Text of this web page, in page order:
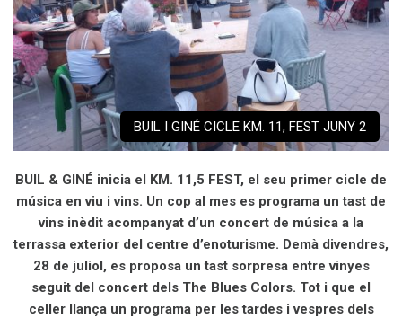
BUIL I GINÉ CICLE KM. 11, FEST JUNY 2
BUIL & GINÉ inicia el KM. 11,5 FEST, el seu primer cicle de
música en viu i vins. Un cop al mes es programa un tast de
vins inèdit acompanyat d’un concert de música a la
terrassa exterior del centre d’enoturisme. Demà divendres,
28 de juliol, es proposa un tast sorpresa entre vinyes
seguit del concert dels The Blues Colors. Tot i que el
celler llança un programa per les tardes i vespres dels